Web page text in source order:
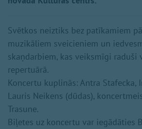
Svētkos neiztiks bez patīkamiem
muzikāliem sveicieniem un
skaņdarbiem, kas veiksmīgi raduši
repertuārā.
Koncertu kuplinās: Antra Stafecka,
Lauris Neikens (dūdas),
Trasune.
Biļetes uz koncertu var iegādāties